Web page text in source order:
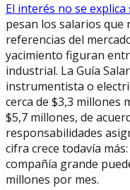
El interés no se
pesan los salarios que
referencias del
yacimiento figuran
industrial. La Guía
instrumentista o
cerca de $3,3 millones
$5,7 millones, de
responsabilidades
cifra crece todavía
compañía grande
millones por mes.